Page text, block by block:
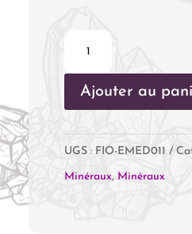
Fiole
Ajouter au
UGS : FIO-EMED011
Minéraux, Minéraux